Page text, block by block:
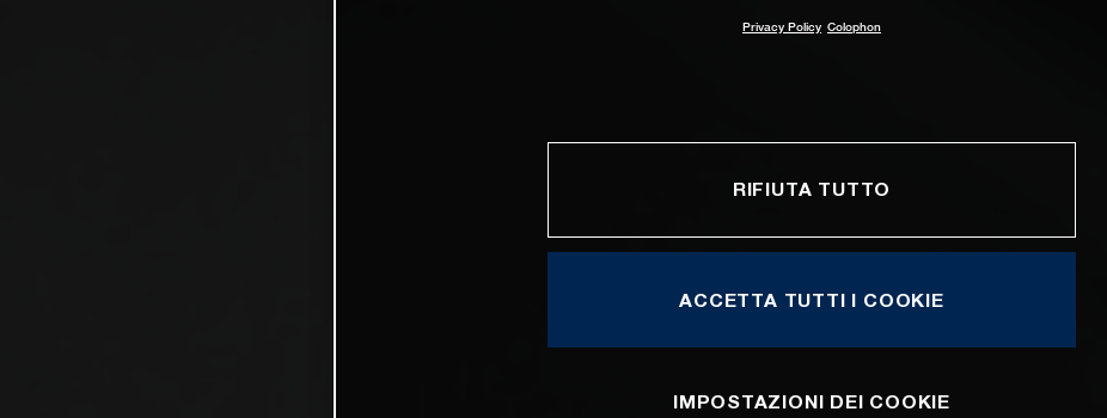
Privacy Policy Colophon
RIFIUTA TUTTO
ACCETTA TUTTI I COOKIE
IMPOSTAZIONI DEI COOKIE